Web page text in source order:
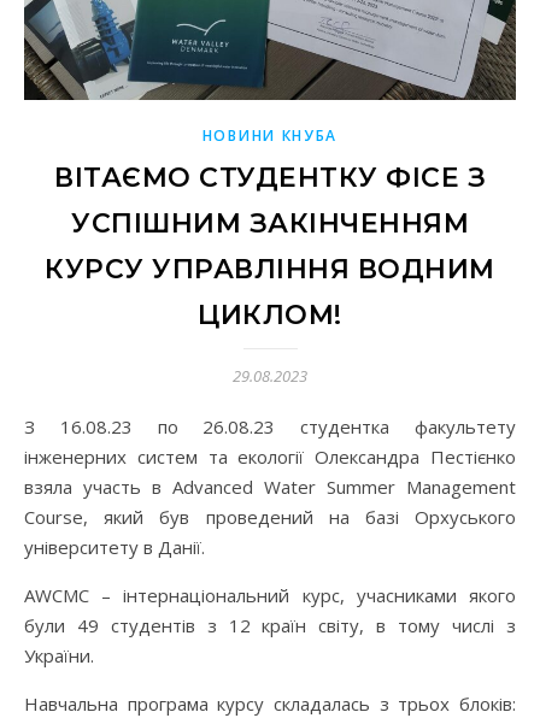
НОВИНИ КНУБА
ВІТАЄМО СТУДЕНТКУ ФІСЕ З
УСПІШНИМ ЗАКІНЧЕННЯМ
КУРСУ УПРАВЛІННЯ ВОДНИМ
ЦИКЛОМ!
29.08.2023
З 16.08.23 по 26.08.23 студентка факультету
інженерних систем та екології Олександра Пестієнко
взяла участь в Advanced Water Summer Management
Course, який був проведений на базі Орхуського
університету в Данії.
AWCMC – інтернаціональний курс, учасниками якого
були 49 студентів з 12 країн світу, в тому числі з
України.
Навчальна програма курсу складалась з трьох блоків: